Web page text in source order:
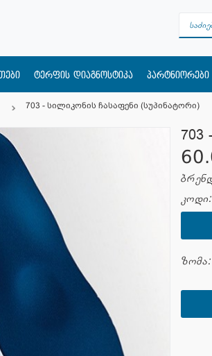
ტერფის დიაგნოსტიკა პარტნიორები
703 - სილიკონის ჩასაფენი (სუპინატორი)
703
კოდი:
ზომა: